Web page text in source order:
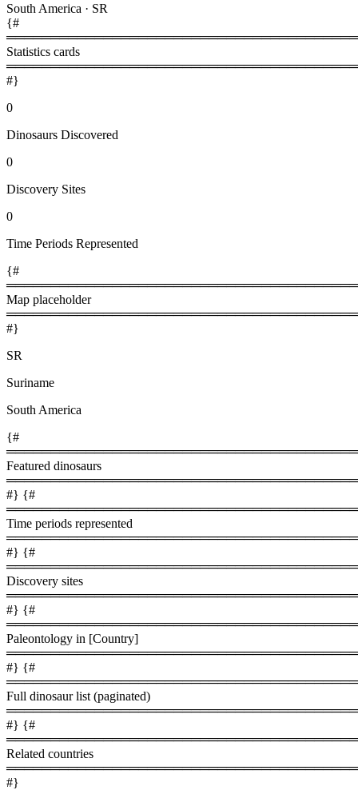
South America · SR
{#
Statistics cards
#}
0
Dinosaurs Discovered
0
Discovery Sites
0
Time Periods Represented
{#
Map placeholder
#}
SR
Suriname
South America
{#
Featured dinosaurs
#} {#
Time periods represented
#} {#
Discovery sites
#} {#
Paleontology in [Country]
#} {#
Full dinosaur list (paginated)
#} {#
Related countries
#}